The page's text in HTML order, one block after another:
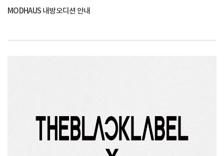
MODHAUS 내방오디션 안내